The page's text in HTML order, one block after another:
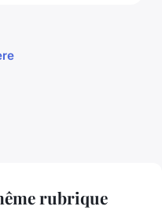
rubrique